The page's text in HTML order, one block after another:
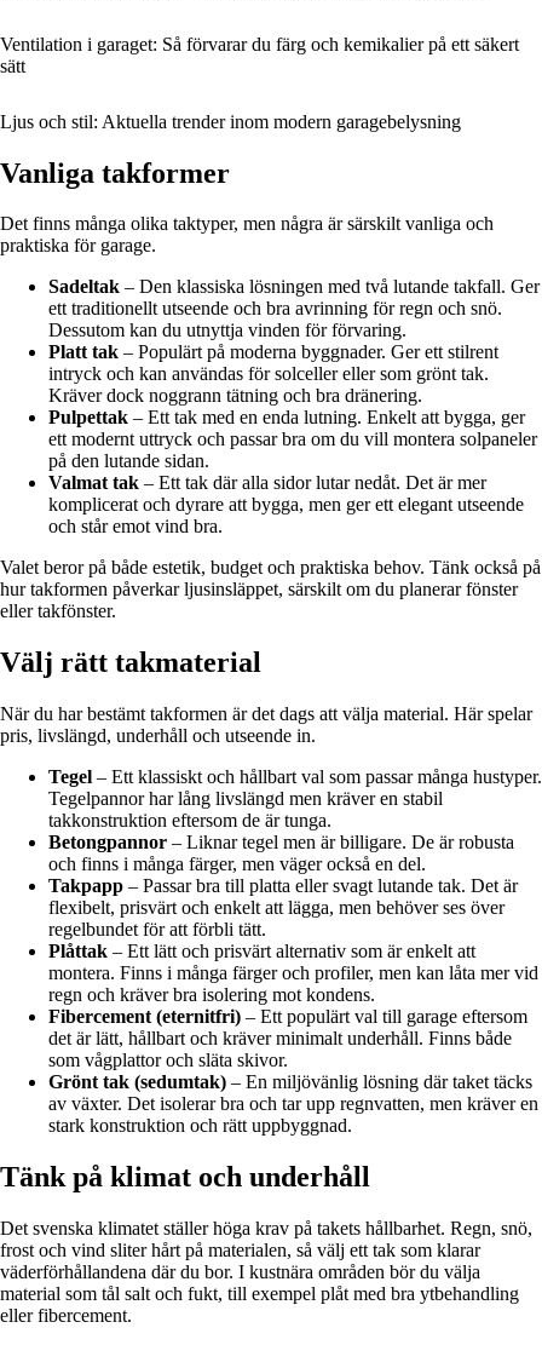
Ventilation i garaget: Så förvarar du färg och kemikalier på ett säkert
sätt
Ljus och stil: Aktuella trender inom modern garagebelysning
Vanliga takformer
Det finns många olika taktyper, men några är särskilt vanliga och
praktiska för garage.
Sadeltak – Den klassiska lösningen med två lutande takfall. Ger
ett traditionellt utseende och bra avrinning för regn och snö.
Dessutom kan du utnyttja vinden för förvaring.
Platt tak – Populärt på moderna byggnader. Ger ett stilrent
intryck och kan användas för solceller eller som grönt tak.
Kräver dock noggrann tätning och bra dränering.
Pulpettak – Ett tak med en enda lutning. Enkelt att bygga, ger
ett modernt uttryck och passar bra om du vill montera solpaneler
på den lutande sidan.
Valmat tak – Ett tak där alla sidor lutar nedåt. Det är mer
komplicerat och dyrare att bygga, men ger ett elegant utseende
och står emot vind bra.
Valet beror på både estetik, budget och praktiska behov. Tänk också på
hur takformen påverkar ljusinsläppet, särskilt om du planerar fönster
eller takfönster.
Välj rätt takmaterial
När du har bestämt takformen är det dags att välja material. Här spelar
pris, livslängd, underhåll och utseende in.
Tegel – Ett klassiskt och hållbart val som passar många hustyper.
Tegelpannor har lång livslängd men kräver en stabil
takkonstruktion eftersom de är tunga.
Betongpannor – Liknar tegel men är billigare. De är robusta
och finns i många färger, men väger också en del.
Takpapp – Passar bra till platta eller svagt lutande tak. Det är
flexibelt, prisvärt och enkelt att lägga, men behöver ses över
regelbundet för att förbli tätt.
Plåttak – Ett lätt och prisvärt alternativ som är enkelt att
montera. Finns i många färger och profiler, men kan låta mer vid
regn och kräver bra isolering mot kondens.
Fibercement (eternitfri) – Ett populärt val till garage eftersom
det är lätt, hållbart och kräver minimalt underhåll. Finns både
som vågplattor och släta skivor.
Grönt tak (sedumtak) – En miljövänlig lösning där taket täcks
av växter. Det isolerar bra och tar upp regnvatten, men kräver en
stark konstruktion och rätt uppbyggnad.
Tänk på klimat och underhåll
Det svenska klimatet ställer höga krav på takets hållbarhet. Regn, snö,
frost och vind sliter hårt på materialen, så välj ett tak som klarar
väderförhållandena där du bor. I kustnära områden bör du välja
material som tål salt och fukt, till exempel plåt med bra ytbehandling
eller fibercement.